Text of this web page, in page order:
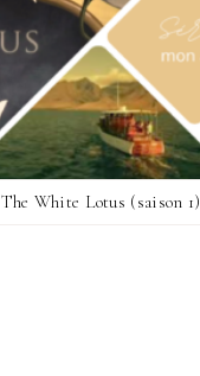
The White Lotus (saison 1)